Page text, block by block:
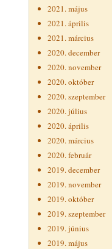
2021. május
2021. április
2021. március
2020. december
2020. november
2020. október
2020. szeptember
2020. július
2020. április
2020. március
2020. február
2019. december
2019. november
2019. október
2019. szeptember
2019. június
2019. május